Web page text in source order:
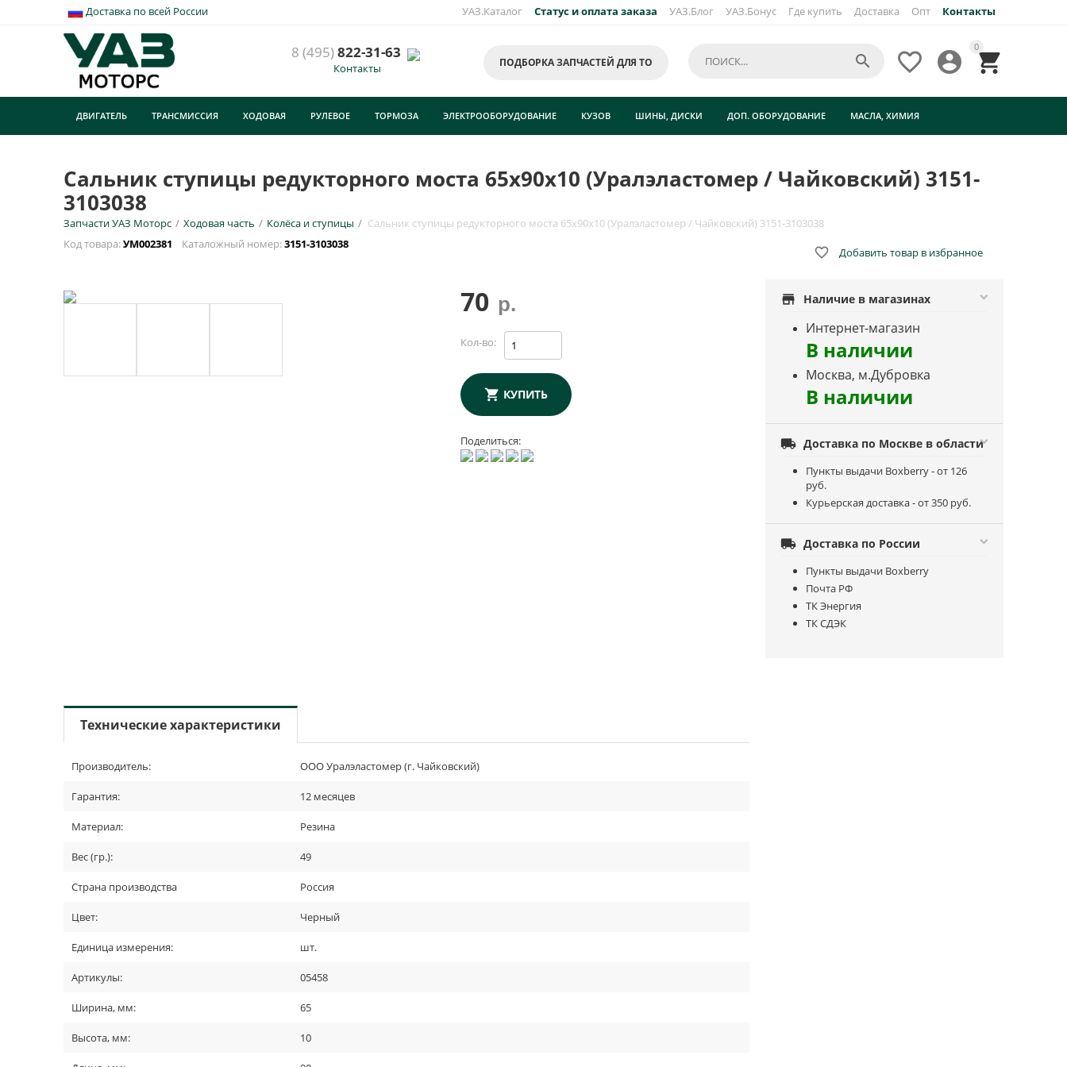
Доставка по всей России УАЗ.Каталог Статус и оплата заказа УАЗ.Блог УАЗ.Бонус Где купить Доставка Опт Контакты
8 (495)822-31-63
Контакты
0



ПОДБОРКА ЗАПЧАСТЕЙ ДЛЯ ТО 
ДВИГАТЕЛЬ ТРАНСМИССИЯ ХОДОВАЯ РУЛЕВОЕ ТОРМОЗА ЭЛЕКТРООБОРУДОВАНИЕ КУЗОВ ШИНЫ, ДИСКИ ДОП. ОБОРУДОВАНИЕ МАСЛА, ХИМИЯ
Сальник ступицы редукторного моста 65х90х10 (Уралэластомер / Чайковский) 3151-
3103038
Запчасти УАЗ Моторс / Ходовая часть / Колёса и ступицы / Сальник ступицы редукторного моста 65х90х10 (Уралэластомер / Чайковский) 3151-3103038
Код товара:УМ002381 Каталожный номер:3151-3103038
 Добавить товар в избранное
70 р.
Кол-во:
КУПИТЬ
Поделиться:
store Наличие в магазинах
Интернет-магазин
В наличии
Москва, м.Дубровка
В наличии
 Доставка по Москве в области
Пункты выдачи Boxberry - от 126
руб.
Курьерская доставка - от 350 руб.
 Доставка по России
Пункты выдачи Boxberry
Почта РФ
ТК Энергия
ТК СДЭК
Технические характеристики
Производитель: ООО Уралэластомер (г. Чайковский)
Гарантия: 12 месяцев
Материал: Резина
Вес (гр.): 49
Страна производства Россия
Цвет: Черный
Единица измерения: шт.
Артикулы: 05458
Ширина, мм: 65
Высота, мм: 10